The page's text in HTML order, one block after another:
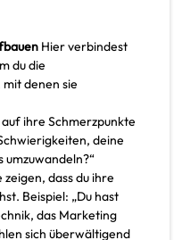
Hier verbindest
du die
denen sie
ihre Schmerzpunkte
deine
dass du ihre
Beispiel: „Du hast
das Marketing
sich überwältigend